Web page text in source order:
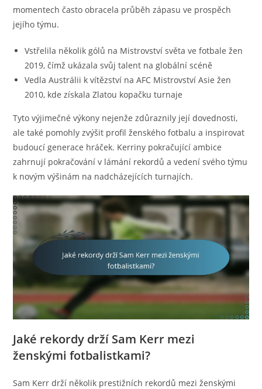
momentech často obracela průběh zápasu ve prospěch
jejího týmu.
Vstřelila několik gólů na Mistrovství světa ve fotbale žen
2019, čímž ukázala svůj talent na globální scéně
Vedla Austrálii k vítězství na AFC Mistrovství Asie žen
2010, kde získala Zlatou kopačku turnaje
Tyto výjimečné výkony nejenže zdůraznily její dovednosti,
ale také pomohly zvýšit profil ženského fotbalu a inspirovat
budoucí generace hráček. Kerriny pokračující ambice
zahrnují pokračování v lámání rekordů a vedení svého týmu
k novým výšinám na nadcházejících turnajích.
Jaké rekordy drží Sam Kerr mezi
ženskými fotbalistkami?
Sam Kerr drží několik prestižních rekordů mezi ženskými